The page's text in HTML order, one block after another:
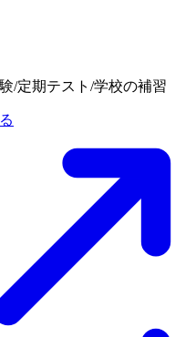
/定期テスト/学校の補習